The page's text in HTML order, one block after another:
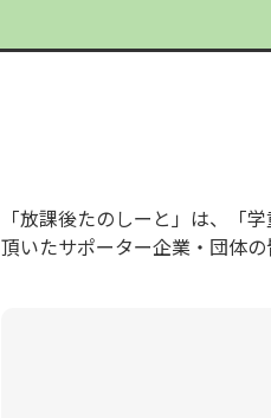
「放課後たのしーと」は、「
頂いたサポーター企業・団体の